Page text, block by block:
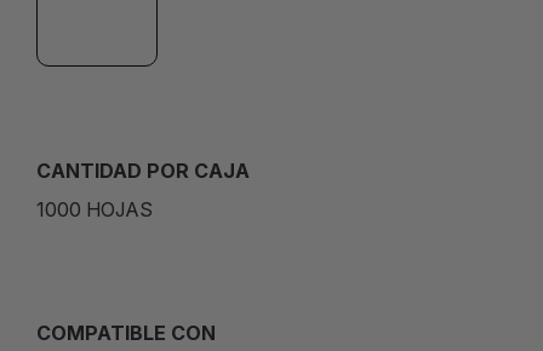
CANTIDAD POR CAJA
1000 HOJAS
COMPATIBLE CON